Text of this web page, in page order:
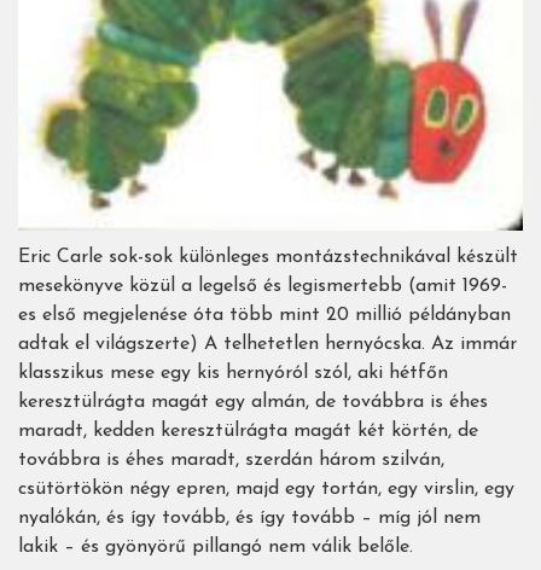
Eric Carle sok-sok különleges montázstechnikával készült
mesekönyve közül a legelső és legismertebb (amit 1969-
es első megjelenése óta több mint 20 millió példányban
adtak el világszerte) A telhetetlen hernyócska. Az immár
klasszikus mese egy kis hernyóról szól, aki hétfőn
keresztülrágta magát egy almán, de továbbra is éhes
maradt, kedden keresztülrágta magát két körtén, de
továbbra is éhes maradt, szerdán három szilván,
csütörtökön négy epren, majd egy tortán, egy virslin, egy
nyalókán, és így tovább, és így tovább – míg jól nem
lakik – és gyönyörű pillangó nem válik belőle.